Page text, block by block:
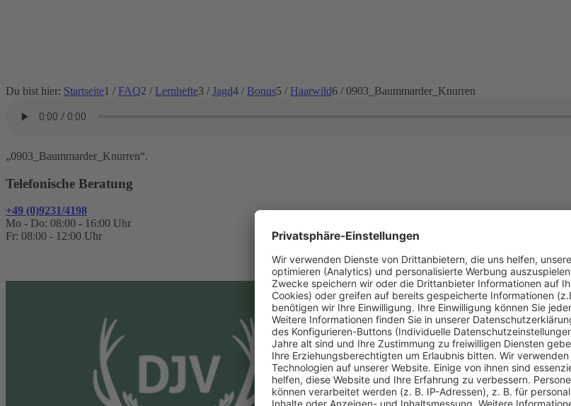
Du bist hier: Startseite1 / FAQ2 / Lernhefte3 / Jagd4 / Bonus5 / Haarwild6 / 0903_Baummarder_Knurren
„0903_Baummarder_Knurren“.
Telefonische Beratung
+49 (0)9231/4198
Mo - Do: 08:00 - 16:00 Uhr
Fr: 08:00 - 12:00 Uhr